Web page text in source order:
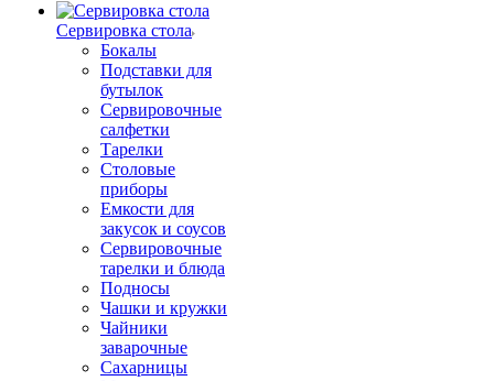
Сервировка стола
Бокалы
Подставки для
бутылок
Сервировочные
салфетки
Тарелки
Столовые
приборы
Емкости для
закусок и соусов
Сервировочные
тарелки и блюда
Подносы
Чашки и кружки
Чайники
заварочные
Сахарницы